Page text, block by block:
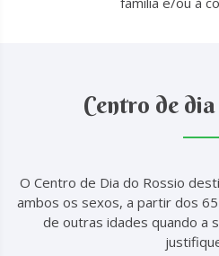
Centro de
O Centro de Dia do Rossio
ambos os sexos, a partir dos
de outras idades quando a